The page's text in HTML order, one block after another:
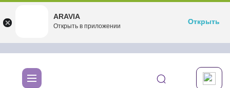
undefined
Бесплатноru.aravia.new
Открыть
ARAVIA
Открыть в приложении
Открыть